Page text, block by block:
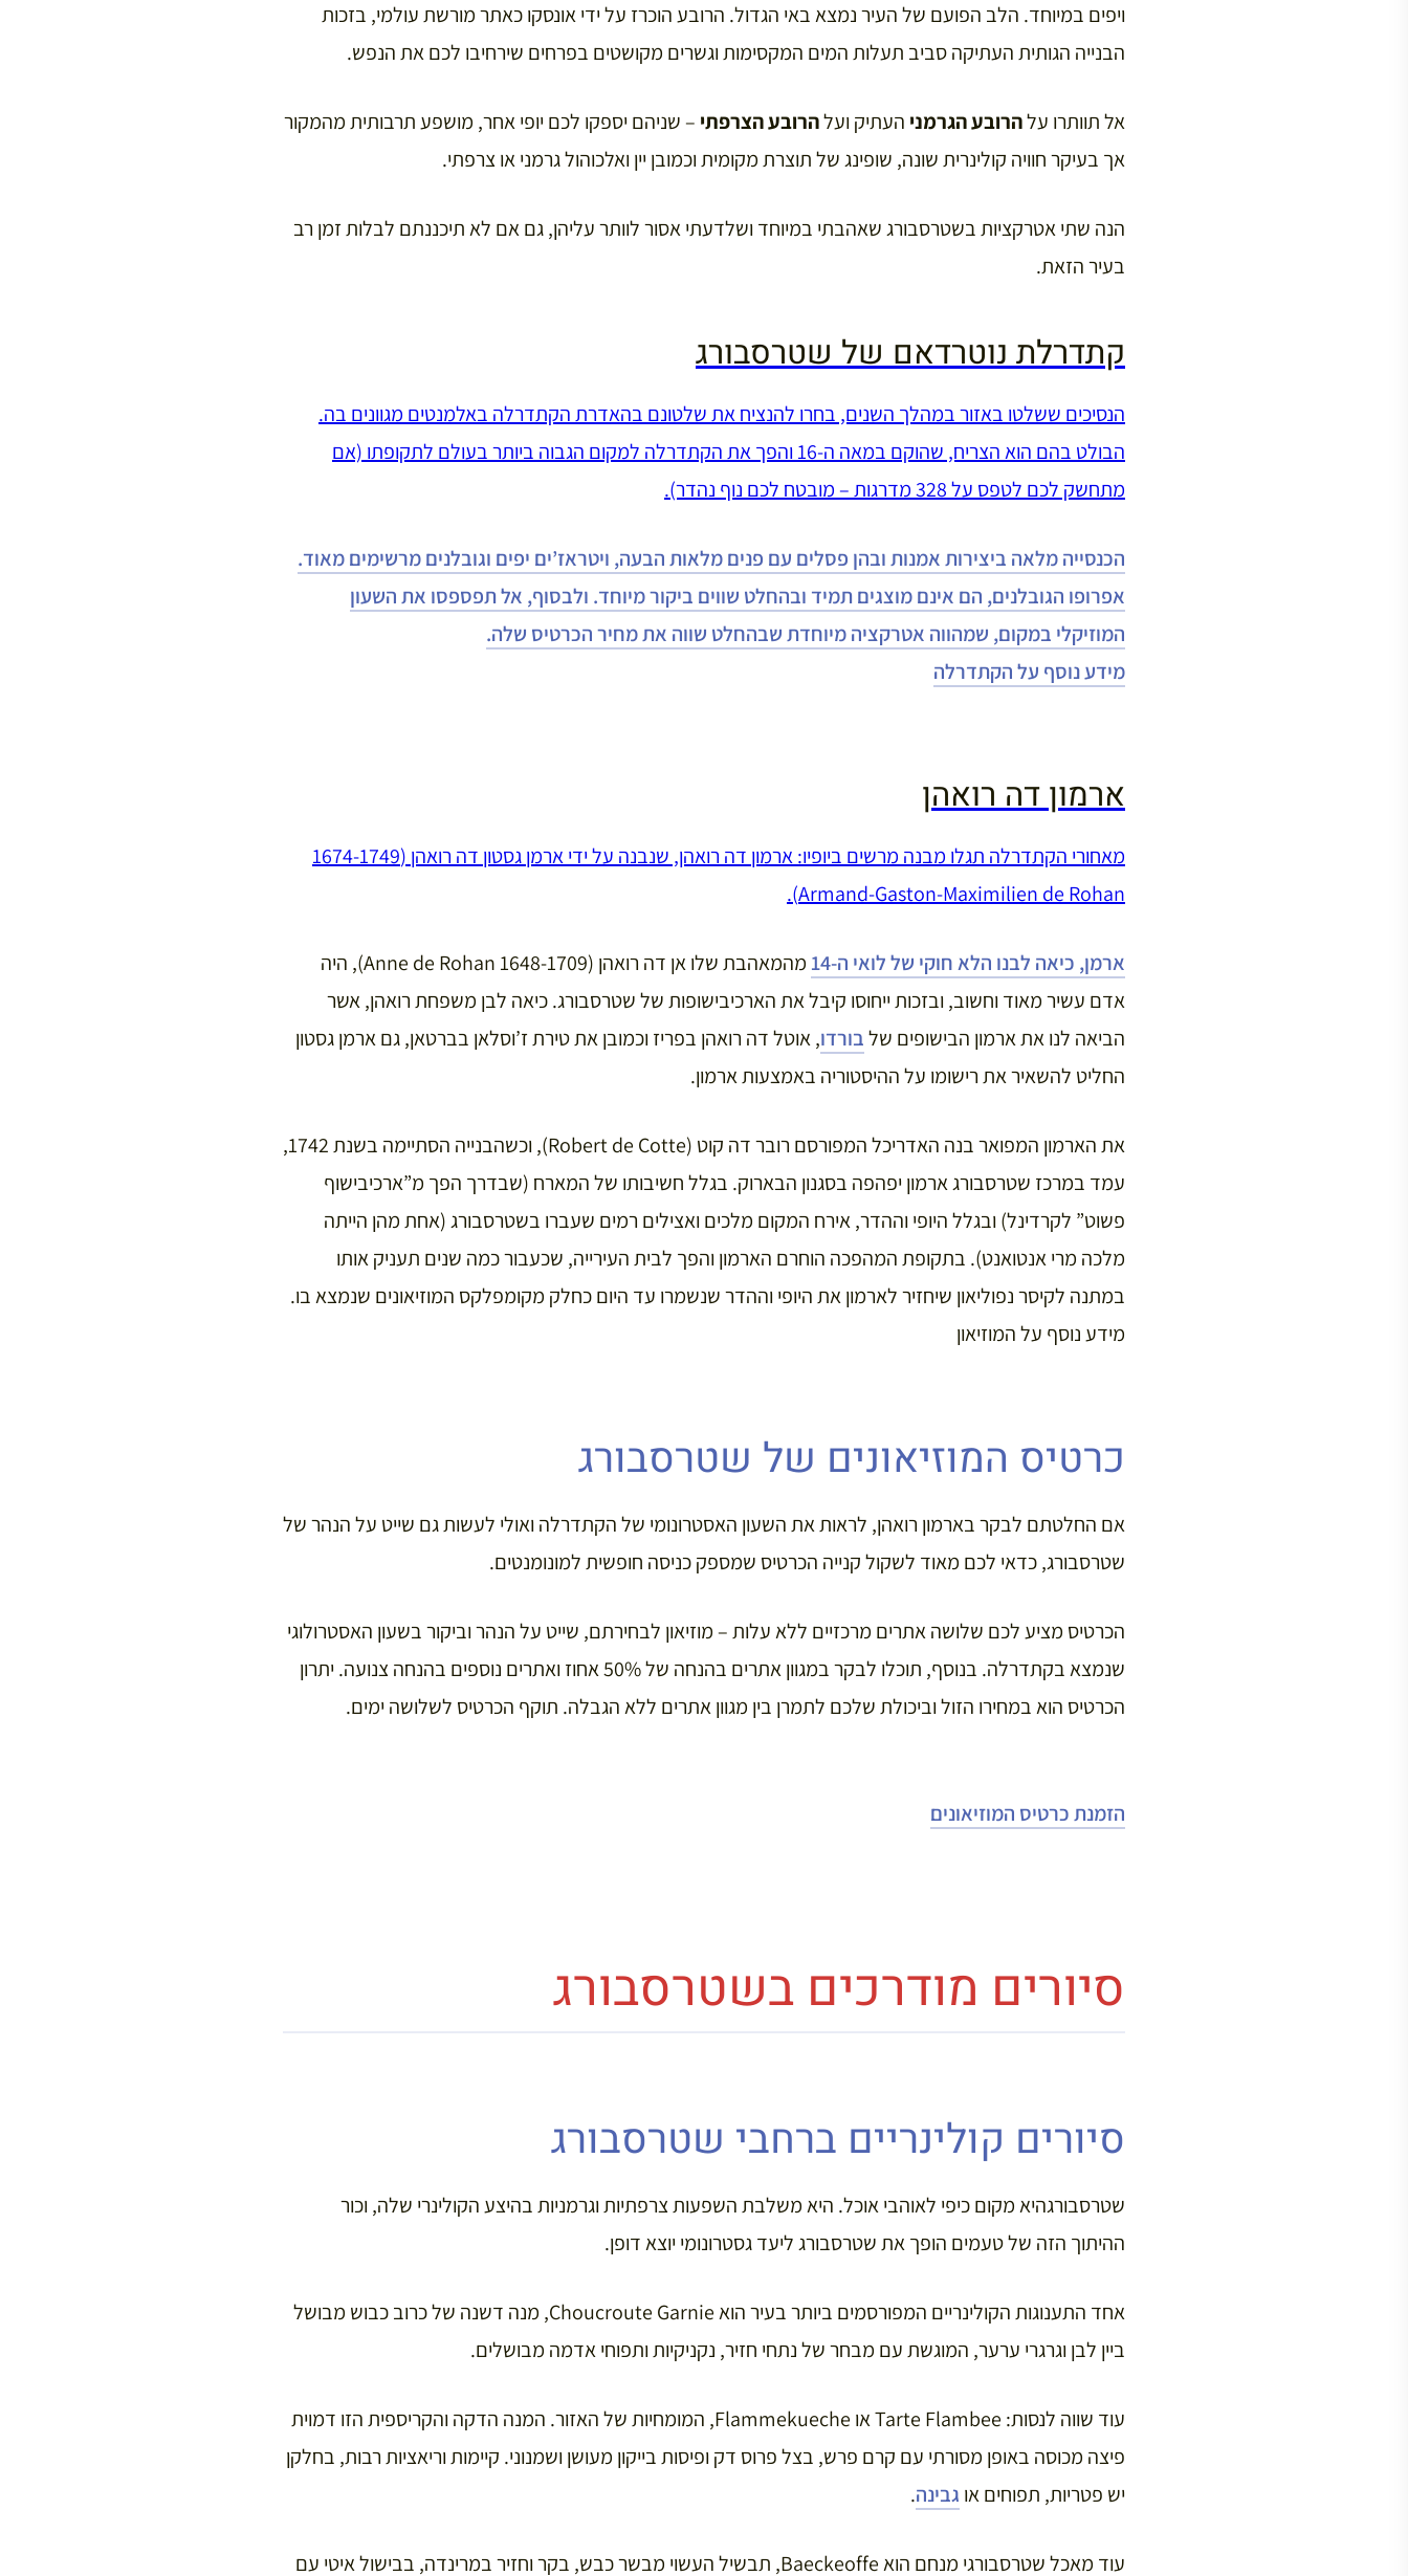
ויפים במיוחד. הלב הפועם של העיר נמצא באי הגדול. הרובע הוכרז על ידי אונסקו כאתר מורשת עולמי, בזכות
הבנייה הגותית העתיקה סביב תעלות המים המקסימות וגשרים מקושטים בפרחים שירחיבו לכם את הנפש.
אל תוותרו עלהרובע הגרמני העתיק ועלהרובע הצרפתי – שניהם יספקו לכם יופי אחר, מושפע תרבותית מהמקור
אך בעיקר חוויה קולינרית שונה, שופינג של תוצרת מקומית וכמובן יין ואלכוהול גרמני או צרפתי.
הנה שתי אטרקציות בשטרסבורג שאהבתי במיוחד ושלדעתי אסור לוותר עליהן, גם אם לא תיכננתם לבלות זמן רב
בעיר הזאת.
קתדרלת נוטרדאם של שטרסבורג
הנסיכים ששלטו באזור במהלך השנים, בחרו להנציח את שלטונם בהאדרת הקתדרלה באלמנטים מגוונים בה.
הבולט בהם הוא הצריח, שהוקם במאה ה-16 והפך את הקתדרלה למקום הגבוה ביותר בעולם לתקופתו (אם
מתחשק לכם לטפס על 328 מדרגות – מובטח לכם נוף נהדר).
הכנסייה מלאה ביצירות אמנות ובהן פסלים עם פנים מלאות הבעה, ויטראז’ים יפים וגובלנים מרשימים מאוד.
אפרופו הגובלנים, הם אינם מוצגים תמיד ובהחלט שווים ביקור מיוחד. ולבסוף, אל תפספסו את השעון
המוזיקלי במקום, שמהווה אטרקציה מיוחדת שבהחלט שווה את מחיר הכרטיס שלה.
מידע נוסף על הקתדרלה
ארמון דה רואהן
מאחורי הקתדרלה תגלו מבנה מרשים ביופיו: ארמון דה רואהן, שנבנה על ידי ארמן גסטון דה רואהן (1674-1749
Armand-Gaston-Maximilien de Rohan).
ארמן, כיאה לבנו הלא חוקי שללואי ה-14
מהמאהבת שלו אן דה רואהן (Anne de Rohan 1648-1709), היה
אדם עשיר מאוד וחשוב, ובזכות ייחוסו קיבל את הארכיבישופות של שטרסבורג. כיאה לבן משפחת רואהן, אשר
הביאה לנו את ארמון הבישופים שלבורדו, אוטל דה רואהן בפריז וכמובן את טירת ז’וסלאן בברטאן, גם ארמן גסטון
החליט להשאיר את רישומו על ההיסטוריה באמצעות ארמון.
את הארמון המפואר בנה האדריכל המפורסם רובר דה קוט (Robert de Cotte), וכשהבנייה הסתיימה בשנת 1742,
עמד במרכז שטרסבורג ארמון יפהפה בסגנון הבארוק. בגלל חשיבותו של המארח (שבדרך הפך מ”ארכיבישוף
פשוט” לקרדינל) ובגלל היופי וההדר, אירח המקום מלכים ואצילים רמים שעברו בשטרסבורג (אחת מהן הייתה
מלכה מרי אנטואנט). בתקופת המהפכה הוחרם הארמון והפך לבית העירייה, שכעבור כמה שנים תעניק אותו
במתנה לקיסר נפוליאון שיחזיר לארמון את היופי וההדר שנשמרו עד היום כחלק מקומפלקס המוזיאונים שנמצא בו.
מידע נוסף על המוזיאון
כרטיס המוזיאונים של שטרסבורג
אם החלטתם לבקר בארמון רואהן, לראות את השעון האסטרונומי של הקתדרלה ואולי לעשות גם שייט על הנהר של
שטרסבורג, כדאי לכם מאוד לשקול קנייה הכרטיס שמספק כניסה חופשית למונומנטים.
הכרטיס מציע לכם שלושה אתרים מרכזיים ללא עלות – מוזיאון לבחירתם, שייט על הנהר וביקור בשעון האסטרולוגי
שנמצא בקתדרלה. בנוסף, תוכלו לבקר במגוון אתרים בהנחה של 50% אחוז ואתרים נוספים בהנחה צנועה. יתרון
הכרטיס הוא במחירו הזול וביכולת שלכם לתמרן בין מגוון אתרים ללא הגבלה. תוקף הכרטיס לשלושה ימים.
הזמנת כרטיס המוזיאונים
סיורים מודרכים בשטרסבורג
סיורים קולינריים ברחבי שטרסבורג
שטרסבורגהיא מקום כיפי לאוהבי אוכל. היא משלבת השפעות צרפתיות וגרמניות בהיצע הקולינרי שלה, וכור
ההיתוך הזה של טעמים הופך את שטרסבורג ליעד גסטרונומי יוצא דופן.
אחד התענוגות הקולינריים המפורסמים ביותר בעיר הוא Choucroute Garnie, מנה דשנה של כרוב כבוש מבושל
ביין לבן וגרגרי ערער, המוגשת עם מבחר של נתחי חזיר, נקניקיות ותפוחי אדמה מבושלים.
עוד שווה לנסות: Tarte Flambee או Flammekueche, המומחיות של האזור. המנה הדקה והקריספית הזו דמוית
פיצה מכוסה באופן מסורתי עם קרם פרש, בצל פרוס דק ופיסות בייקון מעושן ושמנוני. קיימות וריאציות רבות, בחלקן
יש פטריות, תפוחים או גבינה.
עוד מאכל שטרסבורגי מנחם הוא Baeckeoffe, תבשיל העשוי מבשר כבש, בקר וחזיר במרינדה, בבישול איטי עם